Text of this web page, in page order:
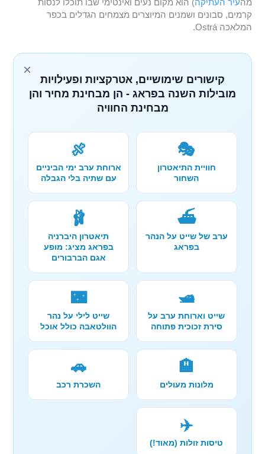
מהעיר העתיקה) הוא מקום נעים ואינטימי שבו תוכלו לנסות
קרמים, סבונים ושמנים המיוצרים מצמחים הגדלים בכפר
המלאכה Ostrá.
×
קישורים שימושיים, אטרקציות ופעילויות
מובילות השנה בפראג - הן מבחינת מחיר והן
מבחינת החוויה
🎭
חוויית התיאטרון
השחור
🍖
ארוחת ערב ימי הביניים
עם שתיה בלי הגבלה
⛴️
ערב של שייט על הנהר
בפראג
🩰
תיאטרון היברניה
בפראג מציג: מופע
אגם הברבורים
🛥️
שייט וארוחת ערב על
סירת זכוכית פתוחה
🌃
שייט לילי על נהר
הוולטאבה כולל אוכל
🏨
מלונות מעולים
🚗
השכרת רכב
✈️
טיסות זולות (מאוד!)